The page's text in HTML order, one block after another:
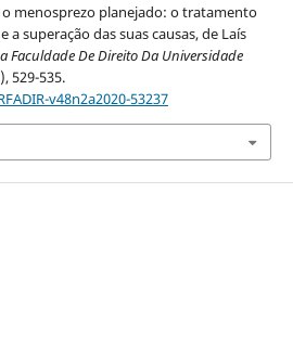
menosprezo planejado: o tratamento
superação das suas causas, de Laís
Faculdade De Direito Da Universidade
529-535.
v48n2a2020-53237